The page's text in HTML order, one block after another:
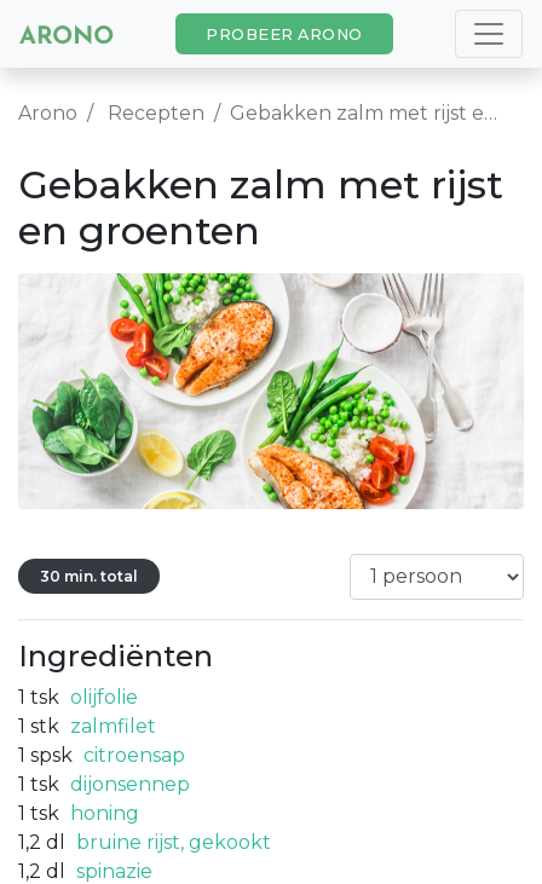
PROBEER ARONO
Arono Recepten Gebakken zalm met rijst en groenten
Gebakken zalm met rijst
en groenten
30 min. total
Ingrediënten
1 tsk olijfolie
1 stk zalmfilet
1 spsk citroensap
1 tsk dijonsennep
1 tsk
honing
1,2 dl
bruine rijst, gekookt
1,2 dl
spinazie